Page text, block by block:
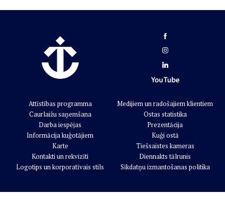
Attīstības programma
Caurlaižu saņemšana
Darba iespējas
Informācija kuģotājiem
Karte
Kontakti un rekvizīti
Logotips un korporatīvais stils
Medijiem un radošajiem klientiem
Ostas statistika
Prezentācija
Kuģi ostā
Tiešsaistes kameras
Diennakts tālrunis
Sīkdatņu izmantošanas politika